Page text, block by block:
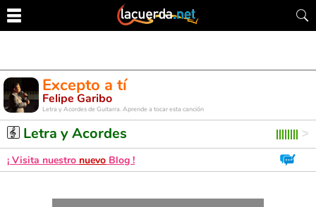
Excepto a tí
Felipe Garibo
Letra y Acordes de Guitarra. Aprende a tocar esta canción
Letra y Acordes
¡ Visita nuestro nuevo Blog !